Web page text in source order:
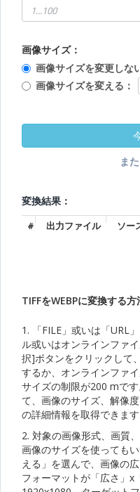
画像サイズ：
画像サイズを変更しな
画像サイズを変える：
ま
変換結果：
# 出力ファイル ソー
TIFFをWEBPに変換する方
1. 「FILE」或いは「URL
ル或いはオンラインファ
択]ボタンをクリックして
するか、オンラインファ
サイズの制限が200 mです
て、画像のサイズ、解像
の詳細情報を取得できます
2. 対象の画像形式、画質
画像のサイズを使っても
える」を選んで、画像の
フォーマットが「広さ」x